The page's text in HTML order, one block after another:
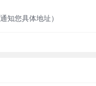
知您具体地址）